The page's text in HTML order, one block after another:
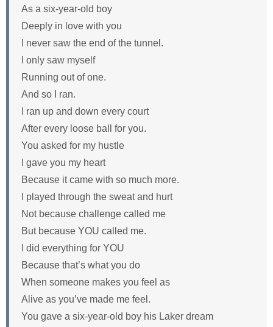
As a six-year-old boy
Deeply in love with you
I never saw the end of the tunnel.
I only saw myself
Running out of one.
And so I ran.
I ran up and down every court
After every loose ball for you.
You asked for my hustle
I gave you my heart
Because it came with so much more.
I played through the sweat and hurt
Not because challenge called me
But because YOU called me.
I did everything for YOU
Because that’s what you do
When someone makes you feel as
Alive as you’ve made me feel.
You gave a six-year-old boy his Laker dream